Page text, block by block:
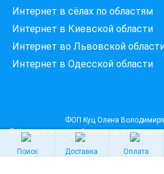
Интернет в сёлах по областям
Интернет в Киевской области
Интернет во Львовской
Интернет в Одесской области
Поиск Доставка Оплата
ФОП Куц Олена
© Интернет магазин беспроводного
Введіть вашу адресу
Місто, вулиця та номер будинку